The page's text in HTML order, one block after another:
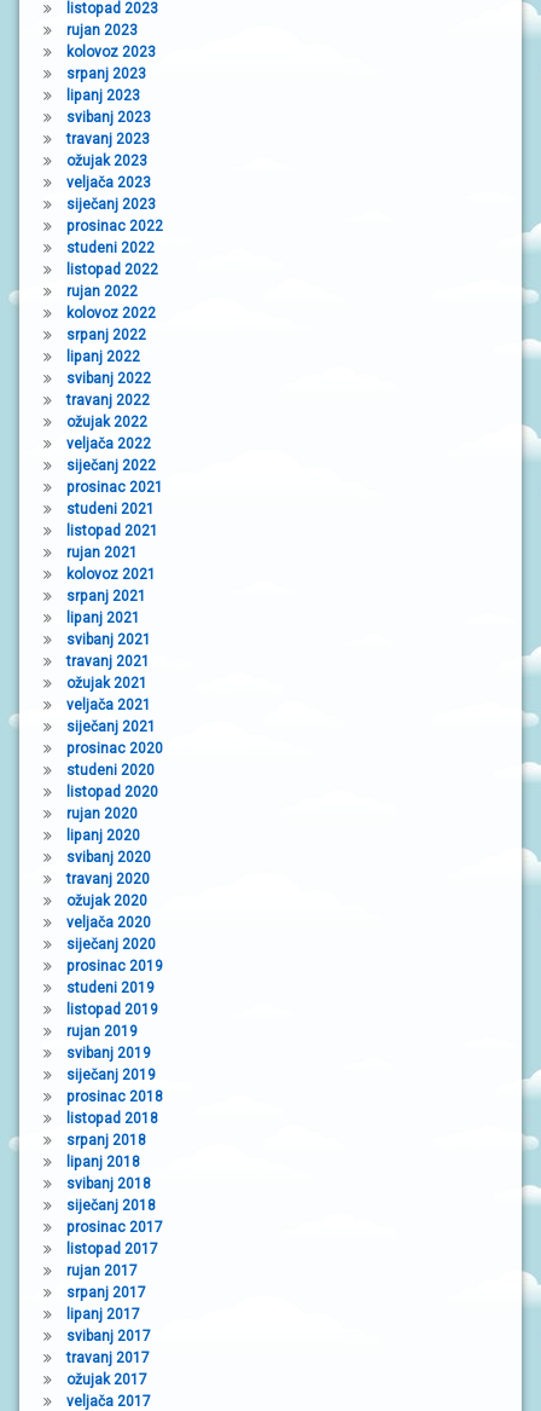
listopad 2023
rujan 2023
kolovoz 2023
srpanj 2023
lipanj 2023
svibanj 2023
travanj 2023
ožujak 2023
veljača 2023
siječanj 2023
prosinac 2022
studeni 2022
listopad 2022
rujan 2022
kolovoz 2022
srpanj 2022
lipanj 2022
svibanj 2022
travanj 2022
ožujak 2022
veljača 2022
siječanj 2022
prosinac 2021
studeni 2021
listopad 2021
rujan 2021
kolovoz 2021
srpanj 2021
lipanj 2021
svibanj 2021
travanj 2021
ožujak 2021
veljača 2021
siječanj 2021
prosinac 2020
studeni 2020
listopad 2020
rujan 2020
lipanj 2020
svibanj 2020
travanj 2020
ožujak 2020
veljača 2020
siječanj 2020
prosinac 2019
studeni 2019
listopad 2019
rujan 2019
svibanj 2019
siječanj 2019
prosinac 2018
listopad 2018
srpanj 2018
lipanj 2018
svibanj 2018
siječanj 2018
prosinac 2017
listopad 2017
rujan 2017
srpanj 2017
lipanj 2017
svibanj 2017
travanj 2017
ožujak 2017
veljača 2017